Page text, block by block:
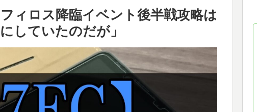
ィロス降臨イベント後半戦攻略は
していたのだが」